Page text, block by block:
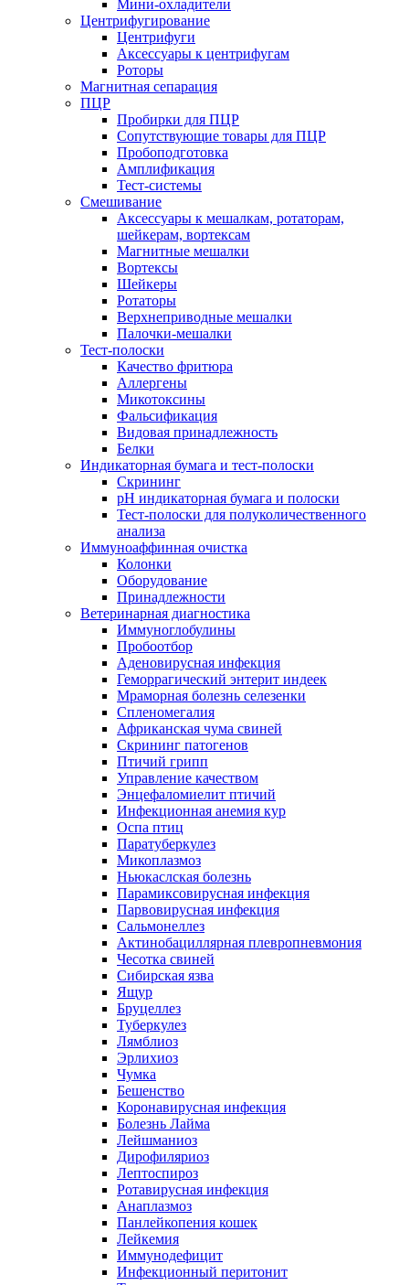
Мини-охладители
Центрифугирование
Центрифуги
Аксессуары к центрифугам
Роторы
Магнитная сепарация
ПЦР
Пробирки для ПЦР
Сопутствующие товары для ПЦР
Пробоподготовка
Амплификация
Тест-системы
Смешивание
Аксессуары к мешалкам, ротаторам,
шейкерам, вортексам
Магнитные мешалки
Вортексы
Шейкеры
Ротаторы
Верхнеприводные мешалки
Палочки-мешалки
Тест-полоски
Качество фритюра
Аллергены
Микотоксины
Фальсификация
Видовая принадлежность
Белки
Индикаторная бумага и тест-полоски
Скрининг
pH индикаторная бумага и полоски
Тест-полоски для полуколичественного
анализа
Иммуноаффинная очистка
Колонки
Оборудование
Принадлежности
Ветеринарная диагностика
Иммуноглобулины
Пробоотбор
Аденовирусная инфекция
Геморрагический энтерит индеек
Мраморная болезнь селезенки
Спленомегалия
Африканская чума свиней
Скрининг патогенов
Птичий грипп
Управление качеством
Энцефаломиелит птичий
Инфекционная анемия кур
Оспа птиц
Паратуберкулез
Микоплазмоз
Ньюкаслская болезнь
Парамиксовирусная инфекция
Парвовирусная инфекция
Сальмонеллез
Актинобациллярная плевропневмония
Чесотка свиней
Сибирская язва
Ящур
Бруцеллез
Туберкулез
Лямблиоз
Эрлихиоз
Чумка
Бешенство
Коронавирусная инфекция
Болезнь Лайма
Лейшманиоз
Дирофиляриоз
Лептоспироз
Ротавирусная инфекция
Анаплазмоз
Панлейкопения кошек
Лейкемия
Иммунодефицит
Инфекционный перитонит